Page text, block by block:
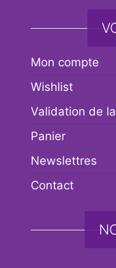
Mon compte
Wishlist
Validation de
Panier
Newslettres
Contact